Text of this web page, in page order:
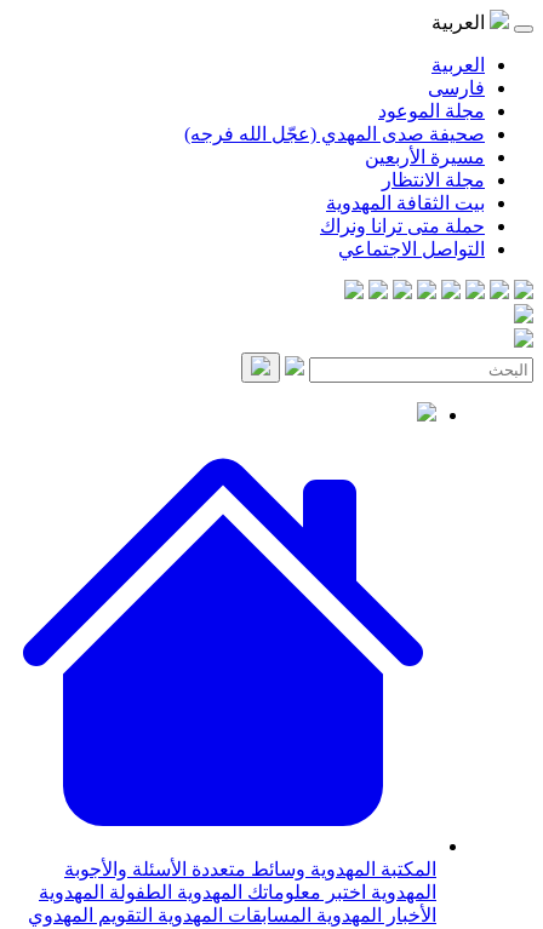
المهدي (عجّل الله فرجه)
المهدوية
ترانا ونراك
الاجتماعي
المهدويةوسائط متعددةالأسئلة والأجوبة
اختبر معلوماتك المهدويةالطفولة المهدوية
المهدويةالمسابقات المهدويةالتقويم المهدوي